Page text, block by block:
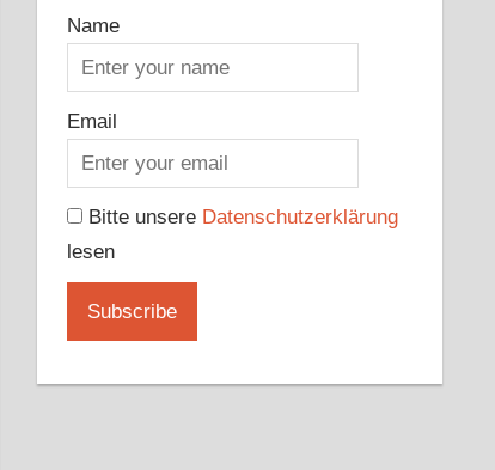
Name
Email
Bitte unsere Datenschutzerklärung
lesen